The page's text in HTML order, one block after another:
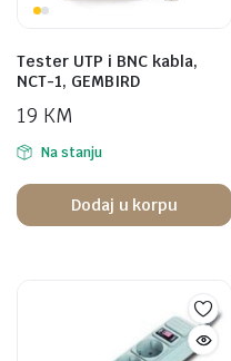
Tester UTP i BNC kabla,
NCT-1, GEMBIRD
19 KM
Na stanju
Dodaj u korpu